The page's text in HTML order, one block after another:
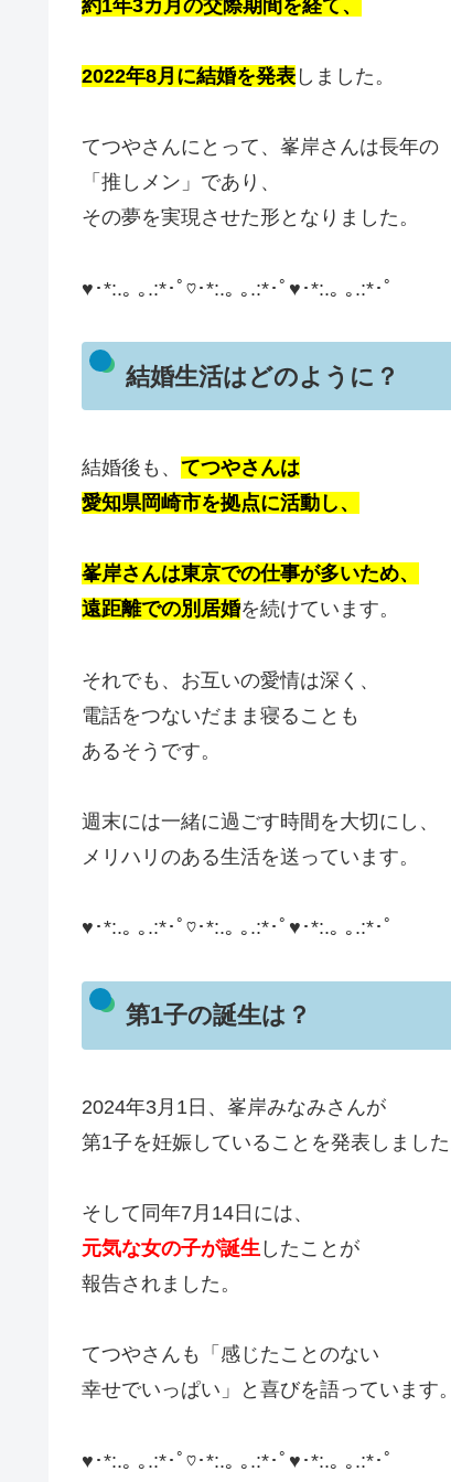
約1年3カ月の交際期間を経て、
2022年8月に結婚を発表 しました。
てつやさんにとって、峯岸さんは長年の
「推しメン」であり、
その夢を実現させた形となりました。
♥･*:.｡ ｡.:*･ﾟ♡･*:.｡ ｡.:*･ﾟ♥･*:.｡ ｡.:*･ﾟ
結婚生活はどのように？
結婚後も、 てつやさんは
愛知県岡崎市を拠点に活動し、
峯岸さんは東京での仕事が多いため、
遠距離での別居婚を続けています。
それでも、お互いの愛情は深く、
電話をつないだまま寝ることも
あるそうです。
週末には一緒に過ごす時間を大切にし、
メリハリのある生活を送っています。
♥･*:.｡ ｡.:*･ﾟ♡･*:.｡ ｡.:*･ﾟ♥･*:.｡ ｡.:*･ﾟ
第1子の誕生は？
2024年3月1日、峯岸みなみさんが
第1子を妊娠していることを発表しました
そして同年7月14日には、
元気な女の子が誕生 したことが
報告されました。
てつやさんも「感じたことのない
幸せでいっぱい」と喜びを語っています。
♥･*:.｡ ｡.:*･ﾟ♡･*:.｡ ｡.:*･ﾟ♥･*:.｡ ｡.:*･ﾟ